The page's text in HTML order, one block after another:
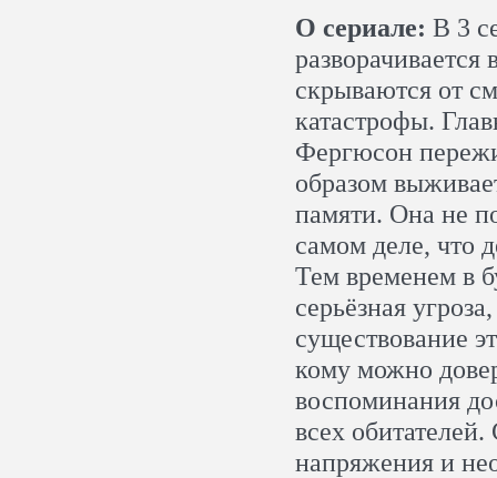
О сериале: В 3
скрываются от
катастрофы.
Фергюсон
образом
памяти. Она не
самом деле, что
Тем временем в
серьёзная
существование
кому можно
воспоминания
всех
напряжения и